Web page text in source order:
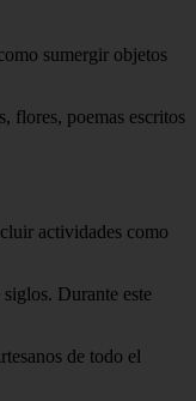
sumergir objetos
flores, poemas escritos
actividades como
Durante este
de todo el